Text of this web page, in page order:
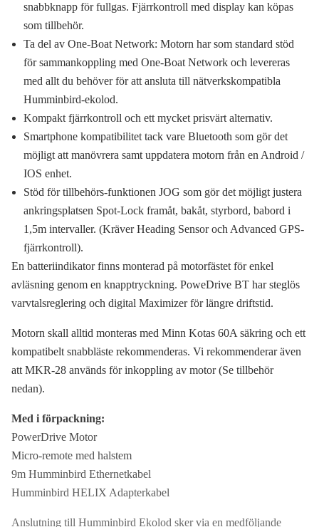
snabbknapp för fullgas. Fjärrkontroll med display kan köpas
som tillbehör.
Ta del av One-Boat Network: Motorn har som standard stöd
för sammankoppling med One-Boat Network och levereras
med allt du behöver för att ansluta till nätverkskompatibla
Humminbird-ekolod.
Kompakt fjärrkontroll och ett mycket prisvärt alternativ.
Smartphone kompatibilitet tack vare Bluetooth som gör det
möjligt att manövrera samt uppdatera motorn från en Android /
IOS enhet.
Stöd för tillbehörs-funktionen JOG som gör det möjligt justera
ankringsplatsen Spot-Lock framåt, bakåt, styrbord, babord i
1,5m intervaller. (Kräver Heading Sensor och Advanced GPS-
fjärrkontroll).
En batteriindikator finns monterad på motorfästet för enkel
avläsning genom en knapptryckning. PoweDrive BT har steglös
varvtalsreglering och digital Maximizer för längre driftstid.
Motorn skall alltid monteras med Minn Kotas 60A säkring och ett
kompatibelt snabbläste rekommenderas. Vi rekommenderar även
att MKR-28 används för inkoppling av motor (Se tillbehör
nedan).
Med i förpackning:
PowerDrive Motor
Micro-remote med halstem
9m Humminbird Ethernetkabel
Humminbird HELIX Adapterkabel
Anslutning till Humminbird Ekolod sker via en medföljande